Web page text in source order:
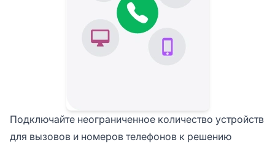
Подключайте неограниченное количество устройств
для вызовов и номеров телефонов к решению